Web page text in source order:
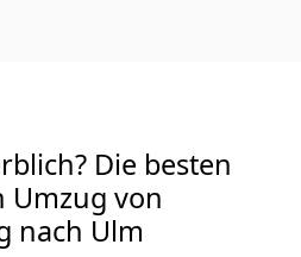
Die besten
Umzug von
nach Ulm